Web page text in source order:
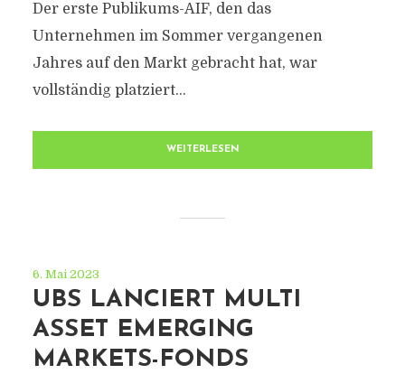
Der erste Publikums-AIF, den das
Unternehmen im Sommer vergangenen
Jahres auf den Markt gebracht hat, war
vollständig platziert...
WEITERLESEN
6. Mai 2023
UBS LANCIERT MULTI
ASSET EMERGING
MARKETS-FONDS